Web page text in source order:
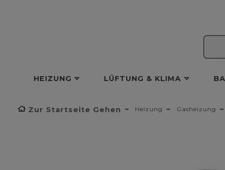
HEIZUNG LÜFTUNG & KLIMA
Zur Startseite Gehen Heizung Gasheizung